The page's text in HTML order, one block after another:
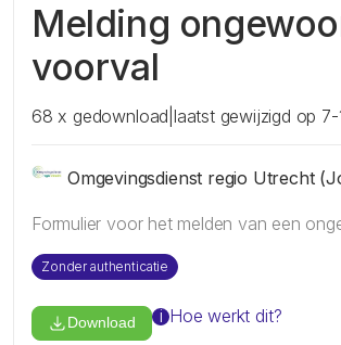
Melding
voorval
68 x gedownload laatst gewijzigd op
Omgevingsdienst regio Utrecht
Formulier voor het melden van een
Zonder authenticatie
Download i Hoe werkt dit?